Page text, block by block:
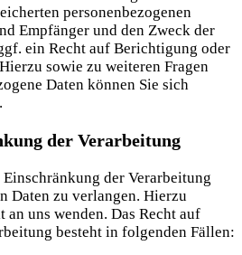
personenbezogenen
Empfänger und den Zweck der
ein Recht auf Berichtigung oder
sowie zu weiteren Fragen
Daten können Sie sich
der Verarbeitung
Einschränkung der Verarbeitung
Daten zu verlangen. Hierzu
uns wenden. Das Recht auf
besteht in folgenden Fällen: